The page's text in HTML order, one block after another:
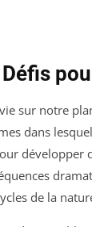
sur notre
dans
développer
de la